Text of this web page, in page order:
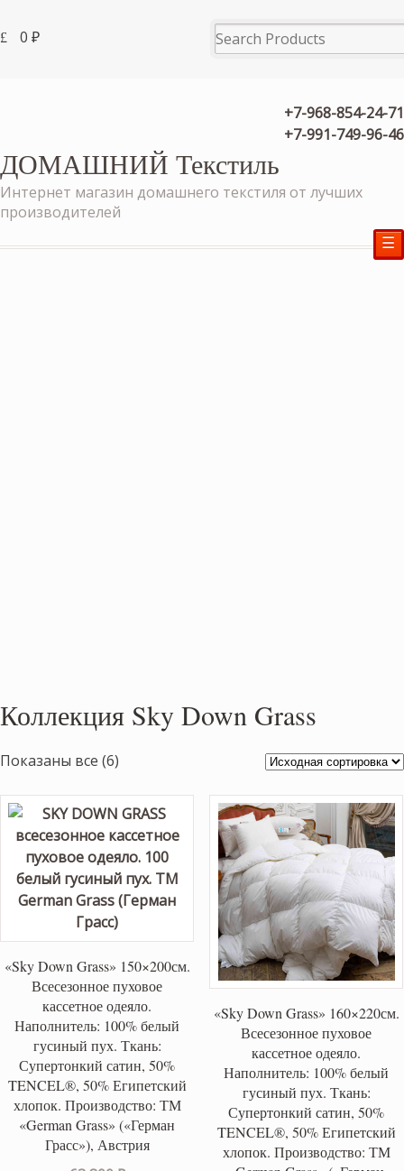
0 ₽
+7-968-854-24-71
+7-991-749-96-46
ДОМАШНИЙ Текстиль
Интернет магазин домашнего текстиля от лучших
производителей
☰
Коллекция Sky Down Grass
Показаны все (6)
«Sky Down Grass» 150×200см.
Всесезонное пуховое
кассетное одеяло.
Наполнитель: 100% белый
гусиный пух. Ткань:
Супертонкий сатин, 50%
TENCEL®, 50% Египетский
хлопок. Производство: ТМ
«German Grass» («Герман
Грасс»), Австрия
«Sky Down Grass» 160×220см.
Всесезонное пуховое
кассетное одеяло.
Наполнитель: 100% белый
гусиный пух. Ткань:
Супертонкий сатин, 50%
TENCEL®, 50% Египетский
хлопок. Производство: ТМ